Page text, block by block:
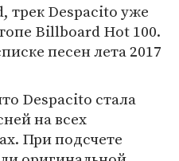
трек Despacito уже
Billboard Hot 100.
песен лета 2017
Despacito стала
на всех
При подсчете